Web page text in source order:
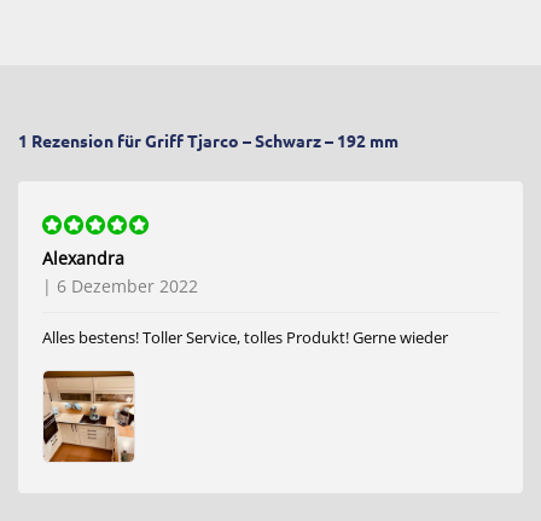
1 Rezension fürGriff Tjarco – Schwarz – 192 mm
Bewertet
mit5von 5
Alexandra
| 6 Dezember 2022
Alles bestens! Toller Service, tolles Produkt! Gerne wieder